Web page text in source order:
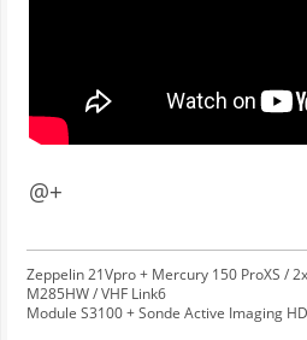
@+
Zeppelin 21Vpro + Mercury 150 ProXS /
M285HW / VHF Link6
Module S3100 + Sonde Active Imaging